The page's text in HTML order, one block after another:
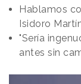
Hablamos
Isidoro
"Sería
antes sin